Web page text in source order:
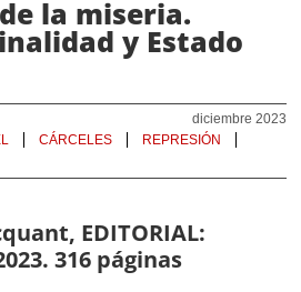
la miseria.
y Estado
diciembre 2023
CÁRCELES
REPRESIÓN
EDITORIAL:
316 páginas